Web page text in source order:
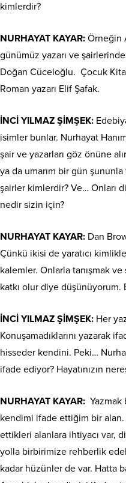
kimlerdir?
NURHAYAT KAYAR: Örneğin
günümüz yazarı ve
Doğan Cüceloğlu. Çocuk
Roman yazarı Elif Şafak.
İNCİ YILMAZ ŞİMŞEK:
isimler bunlar. Nurhayat
şair ve yazarları göz önüne
ya da umarım bir gün şununla
şairler kimlerdir? Ve… Onları
nedir sizin için?
NURHAYAT KAYAR: Dan
Çünkü ikisi de yaratıcı
kalemler. Onlarla tanışmak
katkı olur diye düşünüyorum.
İNCİ YILMAZ ŞİMŞEK: Her
Konuşamadıklarını yazarak
hisseder kendini. Peki…
ifade ediyor? Hayatınızın
NURHAYAT KAYAR:
kendimi ifade ettiğim bir
ettikleri alanlara ihtiyacı var,
yolla birbirimize rehberlik
kadar hüzünler de var. Hatta